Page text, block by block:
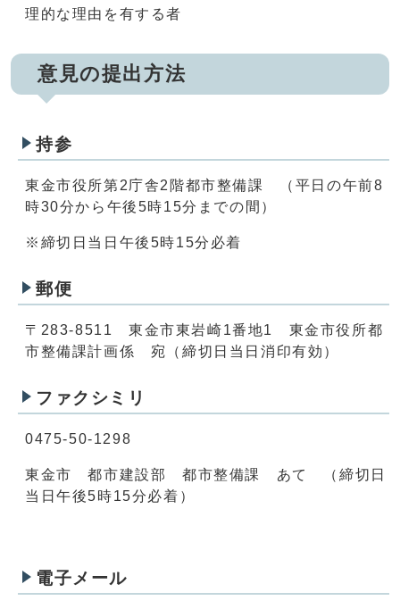
理的な理由を有する者
意見の提出方法
持参
東金市役所第2庁舎2階都市整備課 （平日の午前8
時30分から午後5時15分までの間）
※締切日当日午後5時15分必着
郵便
〒283-8511 東金市東岩崎1番地1 東金市役所都
市整備課計画係 宛（締切日当日消印有効）
ファクシミリ
0475-50-1298
東金市 都市建設部 都市整備課 あて （締切日
当日午後5時15分必着）
電子メール